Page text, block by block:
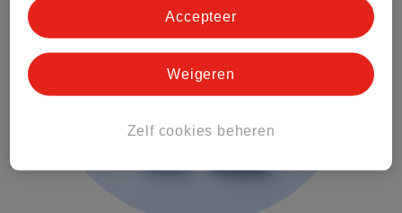
Zelf cookies beheren
Weigeren
Accepteer